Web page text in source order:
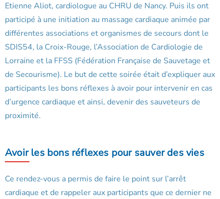
Etienne Aliot, cardiologue au CHRU de Nancy. Puis ils ont
participé à une initiation au massage cardiaque animée par
différentes associations et organismes de secours dont le
SDIS54, la Croix-Rouge, l’Association de Cardiologie de
Lorraine et la FFSS (Fédération Française de Sauvetage et
de Secourisme). Le but de cette soirée était d’expliquer aux
participants les bons réflexes à avoir pour intervenir en cas
d’urgence cardiaque et ainsi, devenir des sauveteurs de
proximité.
Avoir les bons réflexes pour sauver des vies
Ce rendez-vous a permis de faire le point sur l’arrêt
cardiaque et de rappeler aux participants que ce dernier ne